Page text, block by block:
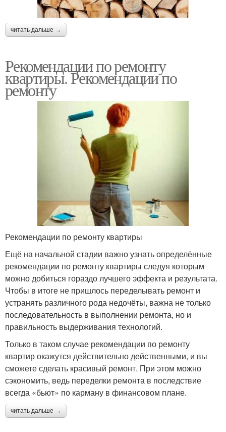
читать дальше →
Рекомендации по ремонту
квартиры. Рекомендации по
ремонту
Рекомендации по ремонту квартиры
Ещё на начальной стадии важно узнать определённые
рекомендации по ремонту квартиры следуя которым
можно добиться гораздо лучшего эффекта и результата.
Чтобы в итоге не пришлось переделывать ремонт и
устранять различного рода недочёты, важна не только
последовательность в выполнении ремонта, но и
правильность выдерживания технологий.
Только в таком случае рекомендации по ремонту
квартир окажутся действительно действенными, и вы
сможете сделать красивый ремонт. При этом можно
сэкономить, ведь переделки ремонта в последствие
всегда «бьют» по карману в финансовом плане.
читать дальше →